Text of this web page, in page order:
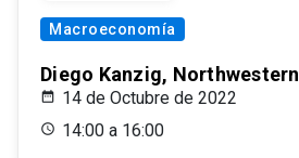
Macroeconomía
Diego Kanzig, Northwestern
14 de Octubre de 2022
14:00 a 16:00